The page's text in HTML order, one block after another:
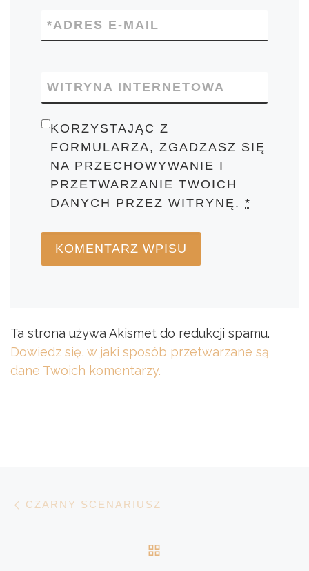
ADRES E-MAIL
*
WITRYNA INTERNETOWA
KORZYSTAJĄC Z
FORMULARZA, ZGADZASZ SIĘ
NA PRZECHOWYWANIE I
PRZETWARZANIE TWOICH
DANYCH PRZEZ WITRYNĘ.*
Ta strona używa Akismet do redukcji spamu.
Dowiedz się, w jaki sposób przetwarzane są
dane Twoich komentarzy.
Nawigacja wpisu
CZARNY SCENARIUSZ